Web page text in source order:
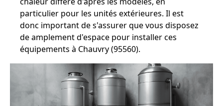
particulier pour les unités extérieures. Il est
donc important de s'assurer que vous disposez
de amplement d'espace pour installer ces
équipements à Chauvry (95560).